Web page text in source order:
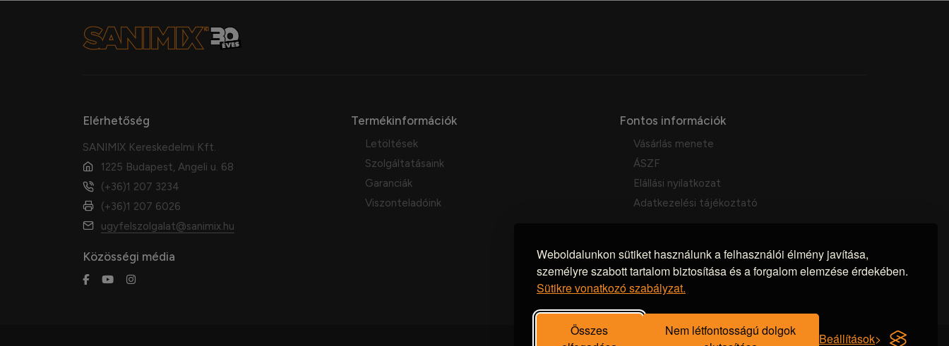
Weboldalunkon sütiket használunk a felhasználói élmény javítása,
személyre szabott tartalom biztosítása és a forgalom elemzése érdekében.
Sütikre vonatkozó szabályzat.
Összes
Nem létfontosságú dolgok
Beállítások
Elérhetőség
SANIMIX Kereskedelmi Kft.
1225 Budapest, Angeli u. 68
(+36)1 207 3234
(+36)1 207 6026
ugyfelszolgalat@sanimix.hu
Közösségi média
Termékinformációk
Letöltések
Szolgáltatásaink
Garanciák
Viszonteladóink
Fontos információk
Vásárlás menete
ÁSZF
Elállási nyilatkozat
Adatkezelési tájékoztató